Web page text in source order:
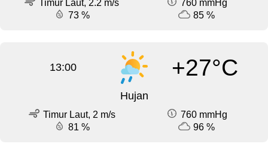
Timur Laut, 2.2 m/s
760 mmHg
73 %
85 %
13:00 +27°C
Hujan
Timur Laut, 2 m/s
760 mmHg
81 %
96 %